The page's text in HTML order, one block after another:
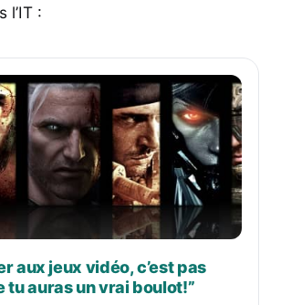
l’IT :
aux jeux vidéo, c’est pas
tu auras un vrai boulot!”